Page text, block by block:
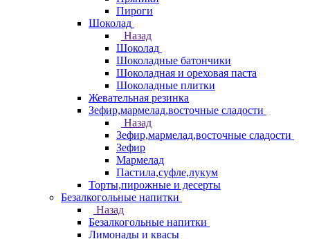
Пироги
Шоколад
Назад
Шоколад
Шоколадные батончики
Шоколадная и ореховая паста
Шоколадные плитки
Жевательная резинка
Зефир,мармелад,восточные сладости
Назад
Зефир,мармелад,восточные сладости
Зефир
Мармелад
Пастила,суфле,лукум
Торты,пирожные и десерты
Безалкогольные напитки
Назад
Безалкогольные напитки
Лимонады и квасы